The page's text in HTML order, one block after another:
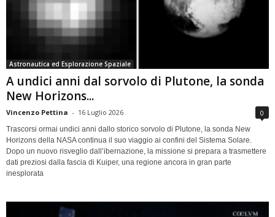
Astronautica ed Esplorazione Spaziale
A undici anni dal sorvolo di Plutone, la sonda
New Horizons...
Vincenzo Pettina - 16 Luglio 2026 0
Trascorsi ormai undici anni dallo storico sorvolo di Plutone, la sonda New
Horizons della NASA continua il suo viaggio ai confini del Sistema Solare.
Dopo un nuovo risveglio dall’ibernazione, la missione si prepara a trasmettere
dati preziosi dalla fascia di Kuiper, una regione ancora in gran parte
inesplorata